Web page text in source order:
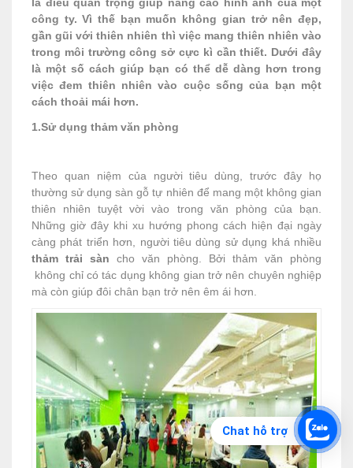
công ty. Vì thế bạn muốn không gian trở nên đẹp,
gần gũi với thiên nhiên thì việc mang thiên nhiên vào
trong môi trường công sở cực kì cần thiết. Dưới đây
là một số cách giúp bạn có thể dễ dàng hơn trong
việc đem thiên nhiên vào cuộc sống của bạn một
cách thoải mái hơn.
1.Sử dụng thảm văn phòng
Theo quan niệm của người tiêu dùng, trước đây họ
thường sử dụng sàn gỗ tự nhiên để mang một không gian
thiên nhiên tuyệt vời vào trong văn phòng của bạn.
Những giờ đây khi xu hướng phong cách hiện đại ngày
càng phát triển hơn, người tiêu dùng sử dụng khá nhiều
thảm trải sàn cho văn phòng. Bởi thảm văn phòng
không chỉ có tác dụng không gian trở nên chuyên nghiệp
mà còn giúp đôi chân bạn trở nên êm ái hơn.
Chat hỗ trợ